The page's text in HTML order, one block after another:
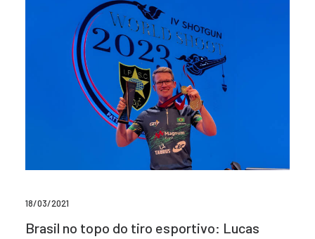
18/03/2021
Brasil no topo do tiro esportivo: Lucas